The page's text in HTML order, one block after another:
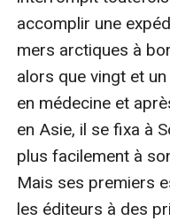
accomplir une
mers arctiques à
alors que vingt et
en médecine et
en Asie, il se fixa à
plus facilement à
Mais ses premiers
les éditeurs à des